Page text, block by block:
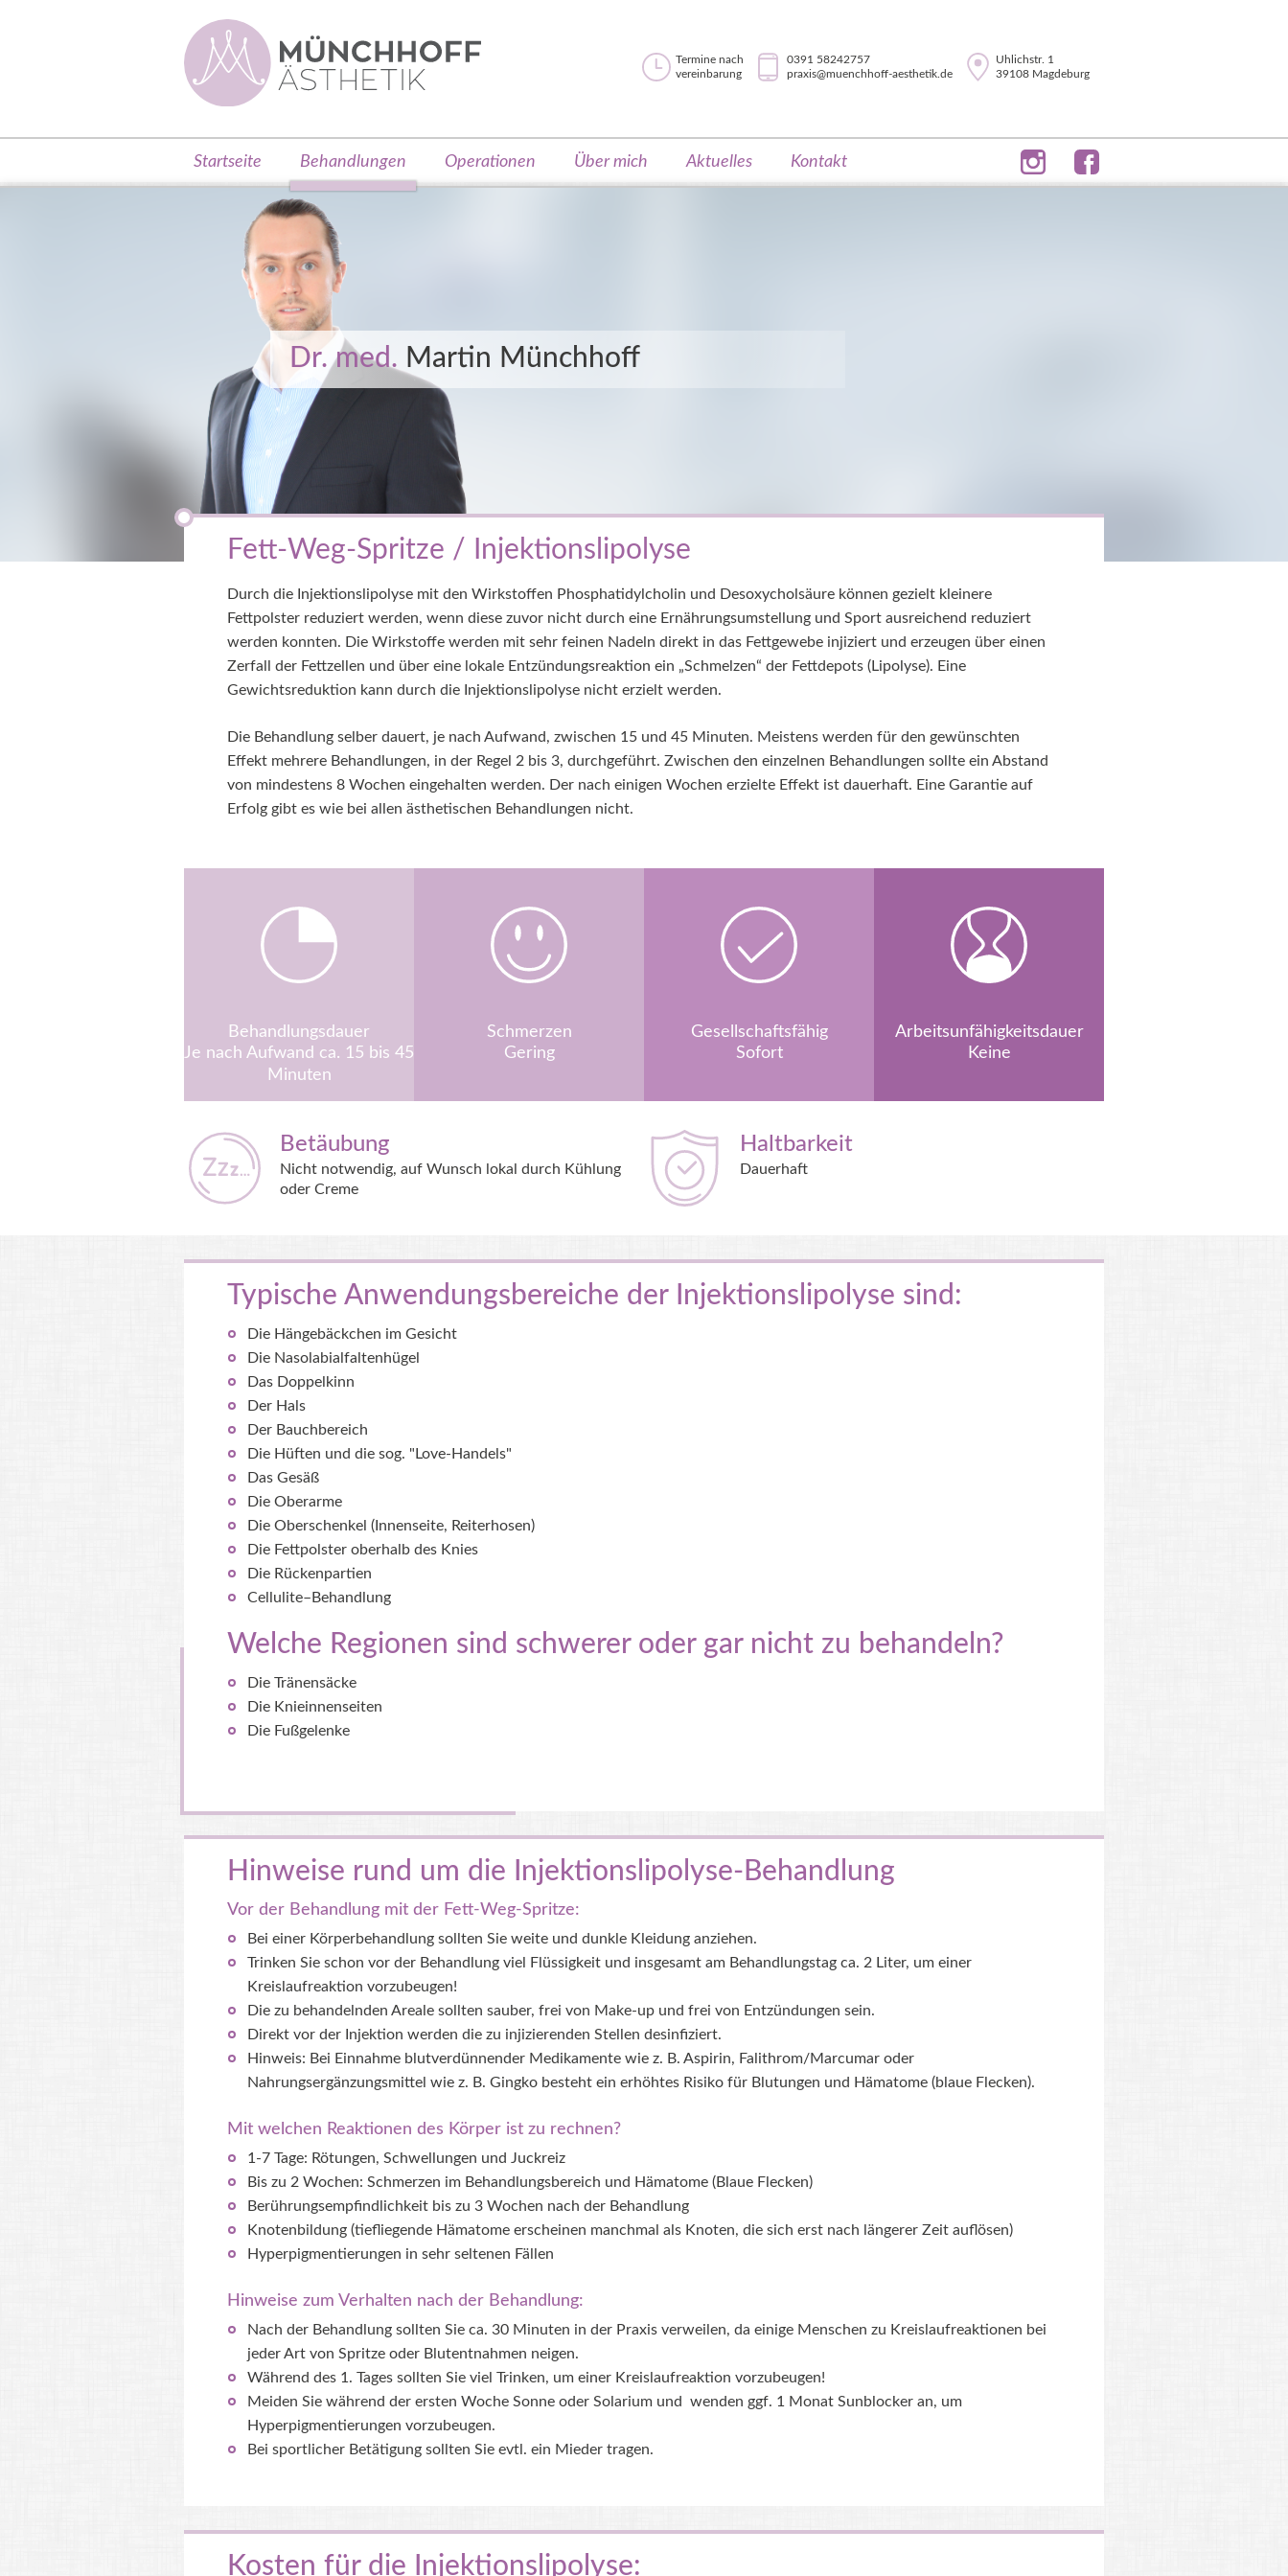
Startseite zurück
0391 58242757
praxis@muenchhoff-aesthetik.de
Termine nach
vereinbarung
0391 58242757
praxis@muenchhoff-aesthetik.de
Uhlichstr. 1
39108 Magdeburg
Startseite Behandlungen Operationen Über mich Aktuelles Kontakt
Dr. med. Martin Münchhoff
Fett-Weg-Spritze / Injektionslipolyse
Durch die Injektionslipolyse mit den Wirkstoffen Phosphatidylcholin und Desoxycholsäure können gezielt kleinere
Fettpolster reduziert werden, wenn diese zuvor nicht durch eine Ernährungsumstellung und Sport ausreichend reduziert
werden konnten. Die Wirkstoffe werden mit sehr feinen Nadeln direkt in das Fettgewebe injiziert und erzeugen über einen
Zerfall der Fettzellen und über eine lokale Entzündungsreaktion ein „Schmelzen“ der Fettdepots (Lipolyse). Eine
Gewichtsreduktion kann durch die Injektionslipolyse nicht erzielt werden.
Die Behandlung selber dauert, je nach Aufwand, zwischen 15 und 45 Minuten. Meistens werden für den gewünschten
Effekt mehrere Behandlungen, in der Regel 2 bis 3, durchgeführt. Zwischen den einzelnen Behandlungen sollte ein Abstand
von mindestens 8 Wochen eingehalten werden. Der nach einigen Wochen erzielte Effekt ist dauerhaft. Eine Garantie auf
Erfolg gibt es wie bei allen ästhetischen Behandlungen nicht.
Behandlungsdauer
Je nach Aufwand ca. 15 bis 45
Minuten
Schmerzen
Gering
Gesellschaftsfähig
Sofort
Arbeitsunfähigkeitsdauer
Keine
Betäubung
Nicht notwendig, auf Wunsch lokal durch Kühlung
oder Creme
Haltbarkeit
Dauerhaft
Typische Anwendungsbereiche der Injektionslipolyse sind:
Die Hängebäckchen im Gesicht
Die Nasolabialfaltenhügel
Das Doppelkinn
Der Hals
Der Bauchbereich
Die Hüften und die sog. "Love-Handels"
Das Gesäß
Die Oberarme
Die Oberschenkel (Innenseite, Reiterhosen)
Die Fettpolster oberhalb des Knies
Die Rückenpartien
Cellulite–Behandlung
Welche Regionen sind schwerer oder gar nicht zu behandeln?
Die Tränensäcke
Die Knieinnenseiten
Die Fußgelenke
Hinweise rund um die Injektionslipolyse-Behandlung
Vor der Behandlung mit der Fett-Weg-Spritze:
Bei einer Körperbehandlung sollten Sie weite und dunkle Kleidung anziehen.
Trinken Sie schon vor der Behandlung viel Flüssigkeit und insgesamt am Behandlungstag ca. 2 Liter, um einer
Kreislaufreaktion vorzubeugen!
Die zu behandelnden Areale sollten sauber, frei von Make-up und frei von Entzündungen sein.
Direkt vor der Injektion werden die zu injizierenden Stellen desinfiziert.
Hinweis: Bei Einnahme blutverdünnender Medikamente wie z. B. Aspirin, Falithrom/Marcumar oder
Nahrungsergänzungsmittel wie z. B. Gingko besteht ein erhöhtes Risiko für Blutungen und Hämatome (blaue Flecken).
Mit welchen Reaktionen des Körper ist zu rechnen?
1-7 Tage: Rötungen, Schwellungen und Juckreiz
Bis zu 2 Wochen: Schmerzen im Behandlungsbereich und Hämatome (Blaue Flecken)
Berührungsempfindlichkeit bis zu 3 Wochen nach der Behandlung
Knotenbildung (tiefliegende Hämatome erscheinen manchmal als Knoten, die sich erst nach längerer Zeit auflösen)
Hyperpigmentierungen in sehr seltenen Fällen
Hinweise zum Verhalten nach der Behandlung:
Nach der Behandlung sollten Sie ca. 30 Minuten in der Praxis verweilen, da einige Menschen zu Kreislaufreaktionen bei
jeder Art von Spritze oder Blutentnahmen neigen.
Während des 1. Tages sollten Sie viel Trinken, um einer Kreislaufreaktion vorzubeugen!
Meiden Sie während der ersten Woche Sonne oder Solarium und wenden ggf. 1 Monat Sunblocker an, um
Hyperpigmentierungen vorzubeugen.
Bei sportlicher Betätigung sollten Sie evtl. ein Mieder tragen.
Kosten für die Injektionslipolyse: